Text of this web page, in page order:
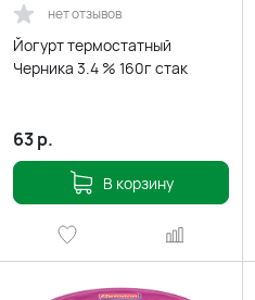
нет отзывов
Йогурт термостатный
Черника 3.4 % 160г стак
63р.
В корзину